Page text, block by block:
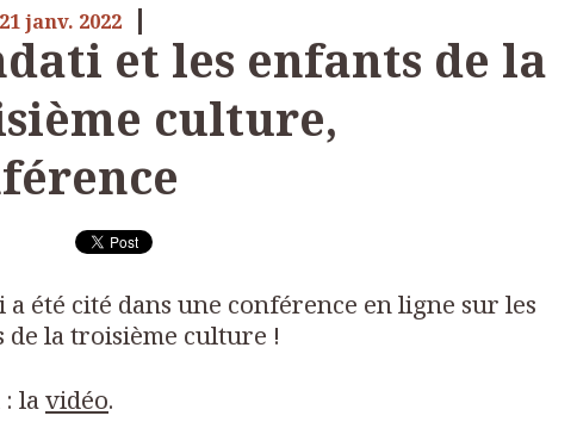
21janv. 2022
et les enfants de la
culture,
a été cité dans une conférence en ligne sur les
de la troisième culture !
lavidéo.